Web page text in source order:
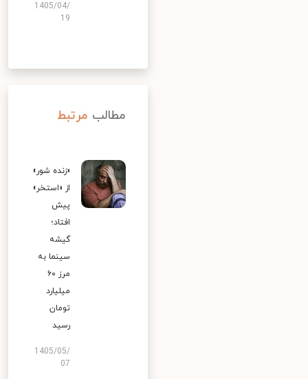
1405/04/
19
مطالب مرتبط
«زنده شور»
از «استخر»
پیش
افتاد؛
گیشه
سینما به
مرز ۶۰
میلیارد
تومان
رسید
1405/05/
07